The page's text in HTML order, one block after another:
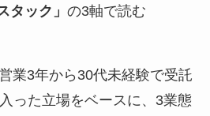
タック」 の3軸で読む
業3年から30代未経験で受託
った立場をベースに、3業態